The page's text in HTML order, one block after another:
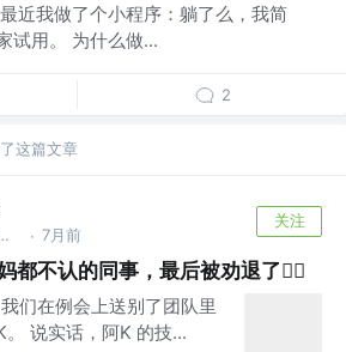
近我做了个小程序：躺了么，我简
试用。 为什么做...
2
这篇文章
程师 @跨境 · 7月前
关注
都不认的同事，最后被劝退了🤷‍♂️
们在例会上送别了团队里
说实话，阿K 的技...